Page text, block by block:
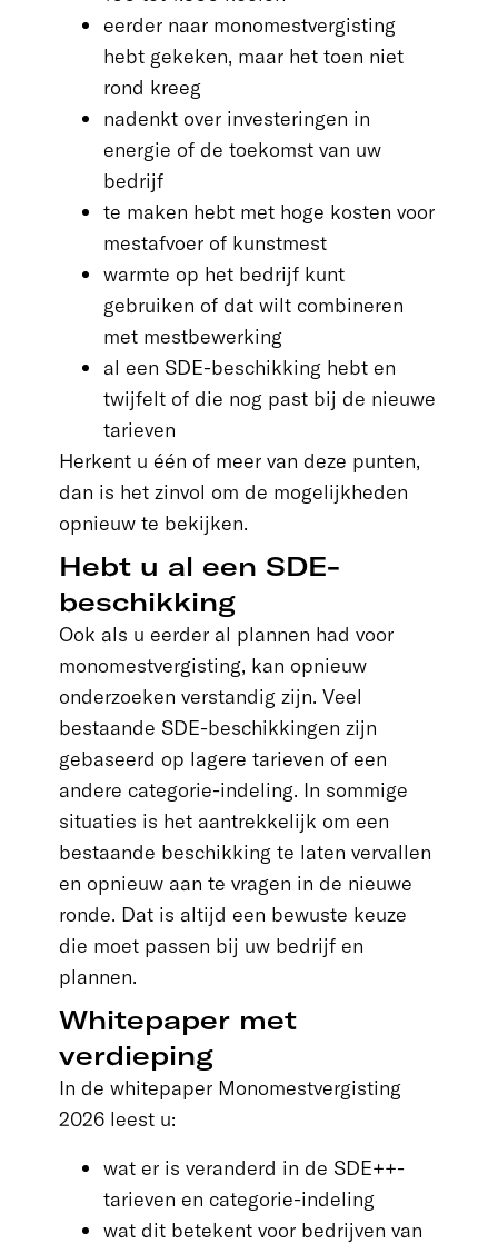
eerder naar monomestvergisting
hebt gekeken, maar het toen niet
rond kreeg
nadenkt over investeringen in
energie of de toekomst van uw
bedrijf
te maken hebt met hoge kosten voor
mestafvoer of kunstmest
warmte op het bedrijf kunt
gebruiken of dat wilt combineren
met mestbewerking
al een SDE-beschikking hebt en
twijfelt of die nog past bij de nieuwe
tarieven
Herkent u één of meer van deze punten,
dan is het zinvol om de mogelijkheden
opnieuw te bekijken.
Hebt u al een SDE-
beschikking
Ook als u eerder al plannen had voor
monomestvergisting, kan opnieuw
onderzoeken verstandig zijn. Veel
bestaande SDE-beschikkingen zijn
gebaseerd op lagere tarieven of een
andere categorie-indeling. In sommige
situaties is het aantrekkelijk om een
bestaande beschikking te laten vervallen
en opnieuw aan te vragen in de nieuwe
ronde. Dat is altijd een bewuste keuze
die moet passen bij uw bedrijf en
plannen.
Whitepaper met
verdieping
In de whitepaper Monomestvergisting
2026 leest u:
wat er is veranderd in de SDE++-
tarieven en categorie-indeling
wat dit betekent voor bedrijven van